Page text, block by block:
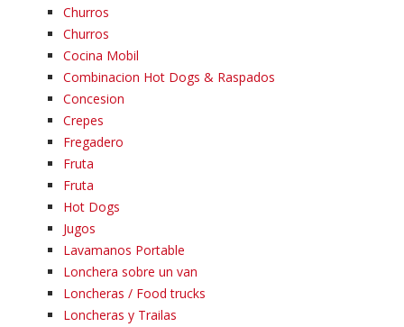
Churros
Churros
Cocina Mobil
Combinacion Hot Dogs & Raspados
Concesion
Crepes
Fregadero
Fruta
Fruta
Hot Dogs
Jugos
Lavamanos Portable
Lonchera sobre un van
Loncheras / Food trucks
Loncheras y Trailas